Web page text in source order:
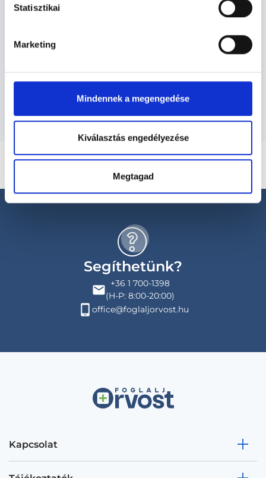
Statisztikai
Marketing
Mindennek a megengedése
Kiválasztás engedélyezése
Megtagad
Diagnosztika TERÜLETHEZ KAPCSOLÓDÓ
Segíthetünk?
+36 1 700-1398
(H-P: 8:00-20:00)
office@foglaljorvost.hu
Kapcsolat